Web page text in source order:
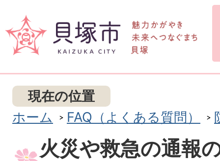
現在の位置
ホーム
FAQ（よくある質問）
火災や救急の通報